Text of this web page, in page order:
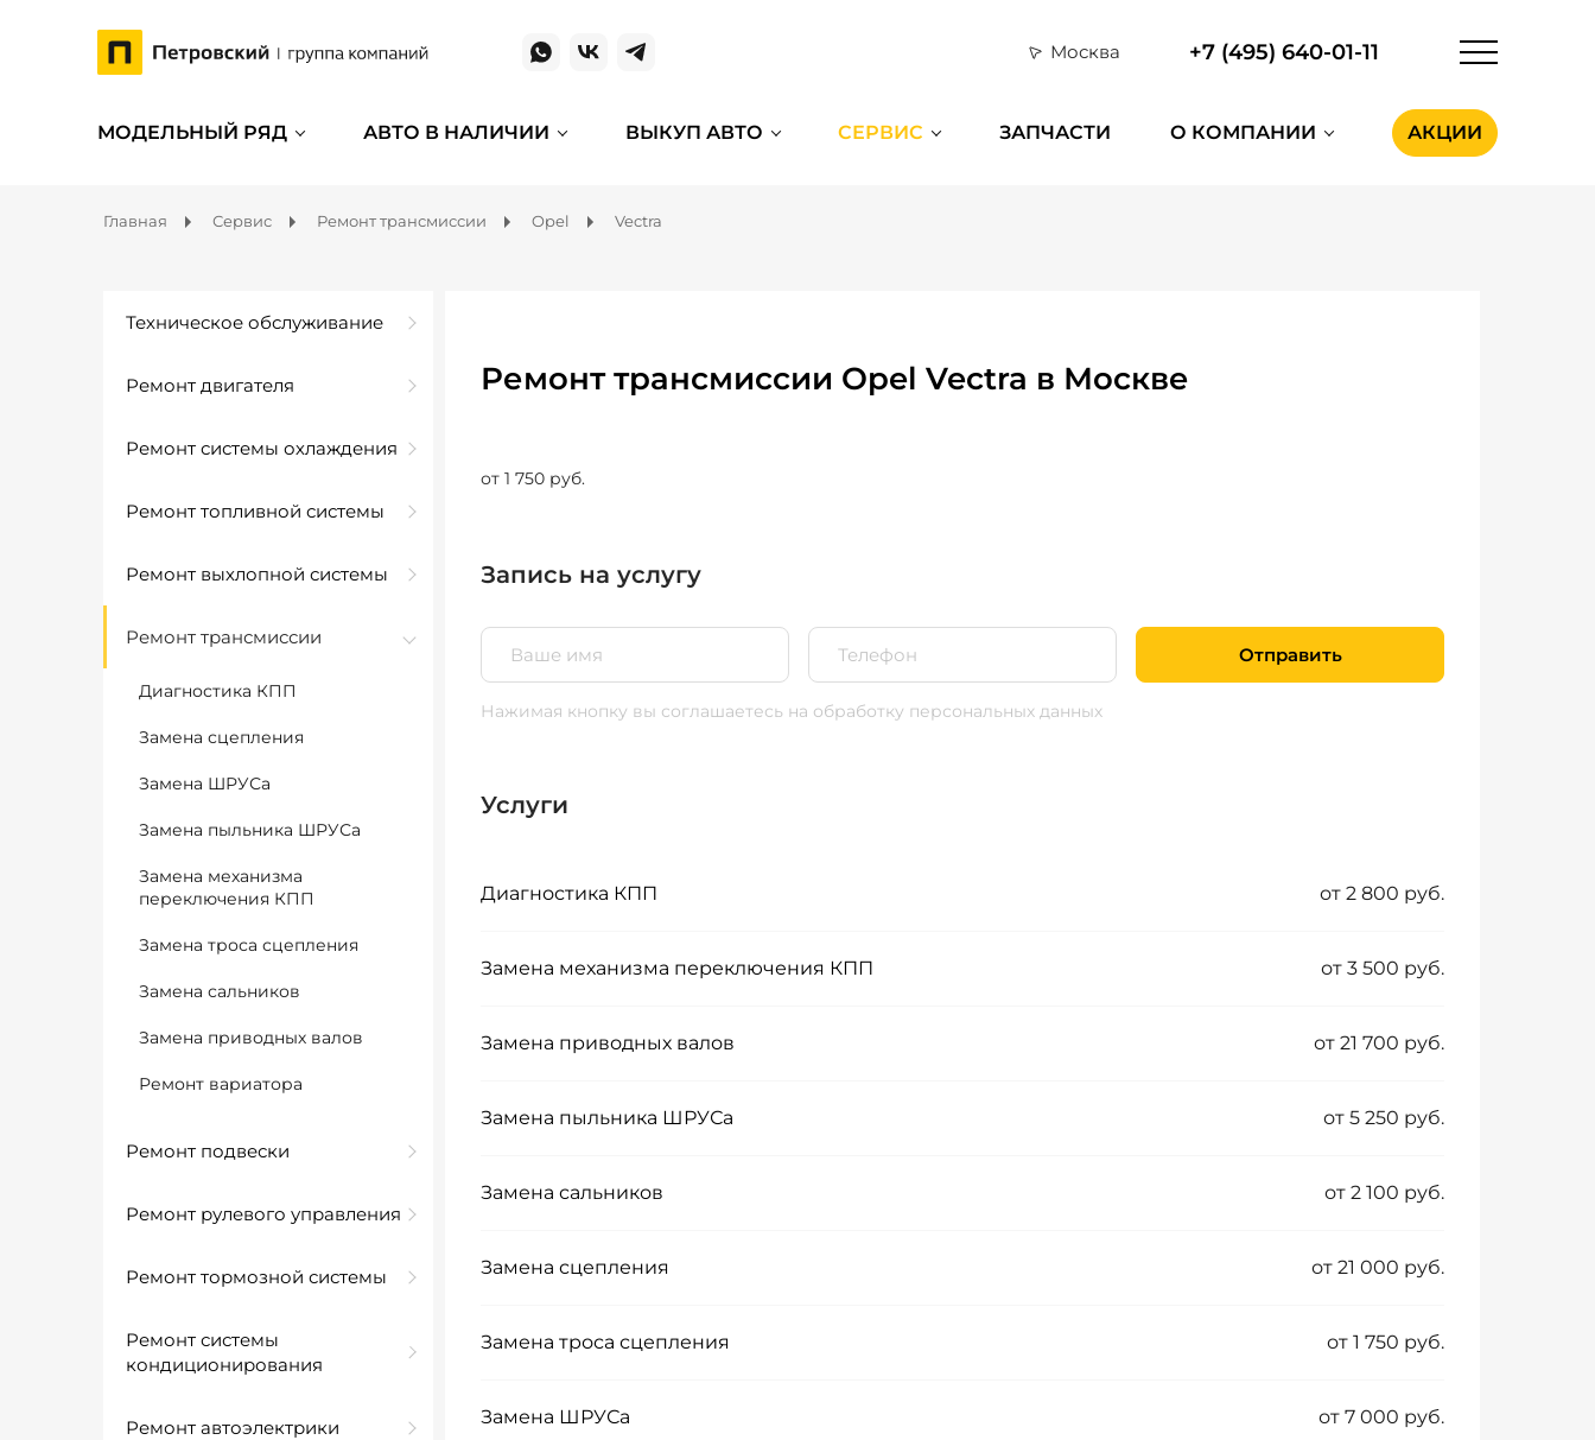
Москва +7 (495) 640-01-11
МОДЕЛЬНЫЙ РЯД АВТО В НАЛИЧИИ ВЫКУП АВТО СЕРВИС ЗАПЧАСТИ О КОМПАНИИ АКЦИИ
Главная Сервис Ремонт трансмиссии Opel Vectra
Техническое обслуживание
Ремонт двигателя
Ремонт системы охлаждения
Ремонт топливной системы
Ремонт выхлопной системы
Ремонт трансмиссии
Диагностика КПП
Замена сцепления
Замена ШРУСа
Замена пыльника ШРУСа
Замена механизма
переключения КПП
Замена троса сцепления
Замена сальников
Замена приводных валов
Ремонт вариатора
Ремонт подвески
Ремонт рулевого управления
Ремонт тормозной системы
Ремонт системы
кондиционирования
Ремонт автоэлектрики
Ремонт трансмиссии Opel Vectra в Москве
от 1 750 руб.
Запись на услугу
Отправить
Нажимая кнопку вы соглашаетесь на обработку персональных данных
Услуги
Диагностика КПП от 2 800 руб.
Замена механизма переключения КПП от 3 500 руб.
Замена приводных валов от 21 700 руб.
Замена пыльника ШРУСа от 5 250 руб.
Замена сальников от 2 100 руб.
Замена сцепления от 21 000 руб.
Замена троса сцепления от 1 750 руб.
Замена ШРУСа от 7 000 руб.